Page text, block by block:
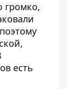
громко,
есть